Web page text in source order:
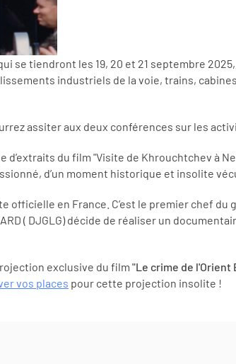
se tiendront les 19, 20 et 21 septembre
industriels de la voie, trains,
assiter aux deux conférences sur les
d’extraits du film "Visite de Khrouchtchev à
d’un moment historique et insolite
officielle en France. C’est le premier chef
( DJGLG) décide de réaliser un
exclusive du film "Le crime de l'Orient
vos places pour cette projection insolite !